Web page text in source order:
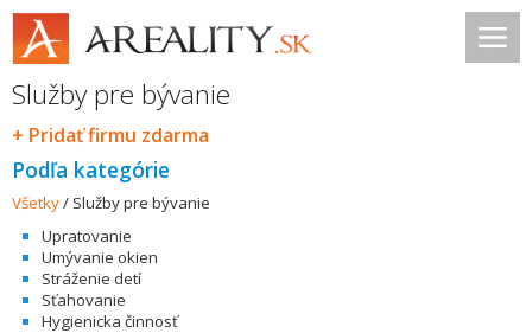
Služby pre bývanie
+ Pridať firmu zdarma
Podľa kategórie
Všetky/ Služby pre bývanie
Upratovanie
Umývanie okien
Stráženie detí
Sťahovanie
Hygienicka činnosť